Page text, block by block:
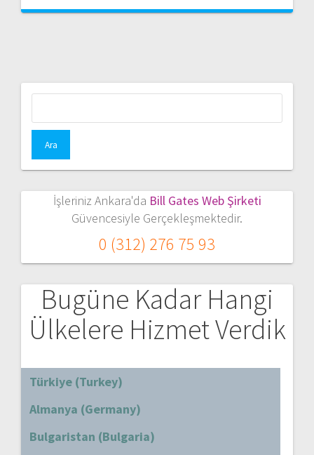
İşleriniz Ankara'da Bill Gates Web Şirketi
Güvencesiyle Gerçekleşmektedir.
0 (312) 276 75 93
Bugüne Kadar Hangi
Ülkelere Hizmet Verdik
Türkiye (Turkey)
Almanya (Germany)
Bulgaristan (Bulgaria)